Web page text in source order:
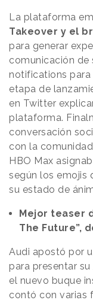
La plataforma
Takeover y el
para generar
comunicación de
notifications para
etapa de
en Twitter
plataforma.
conversación
con la
HBO Max
según los emojis
su estado de
Mejor teaser
The Future”,
Audi apostó por
para presentar
el nuevo buque
contó con varias